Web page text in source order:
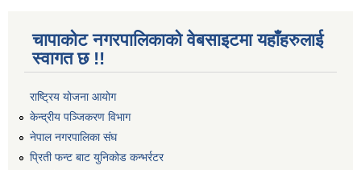
चापाकोट नगरपालिकाको वेबसाइटमा यहाँहरुलाई
स्वागत छ !!
राष्ट्रिय योजना आयोग
केन्द्रीय पञ्जिकरण विभाग
नेपाल नगरपालिका संघ
प्रिती फन्ट बाट युनिकोड कन्भर्रटर